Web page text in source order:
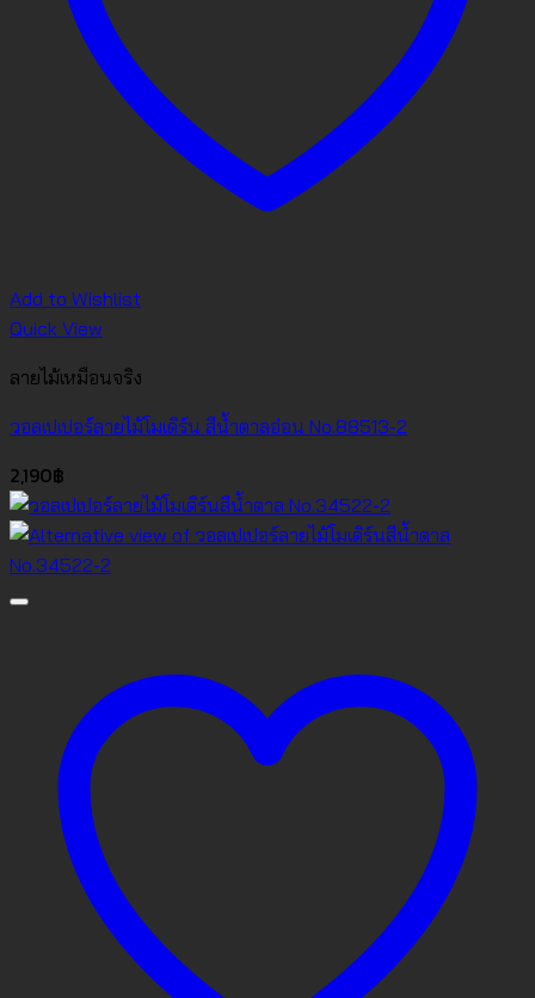
Add to Wishlist
Quick View
ลายไม้เหมือนจริง
วอลเปเปอร์ลายไม้โมเดิร์น สีน้ำตาลอ่อน No.88513-2
2,190฿